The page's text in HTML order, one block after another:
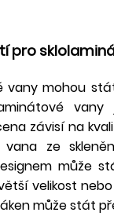
pro
vany mohou
závisí na
vana ze
může
velikost
může stát